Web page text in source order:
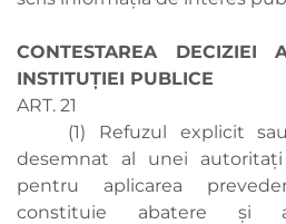
CONTESTAREA DECIZIEI
INSTITUȚIEI PUBLICE
ART. 21
(1) Refuzul explicit sau
desemnat al unei
pentru aplicarea
constituie abatere și